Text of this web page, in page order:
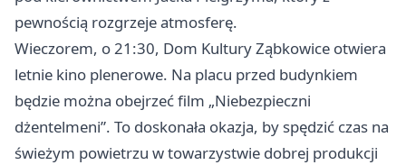
pewnością rozgrzeje atmosferę.
Wieczorem, o 21:30, Dom Kultury Ząbkowice otwiera
letnie kino plenerowe. Na placu przed budynkiem
będzie można obejrzeć film „Niebezpieczni
dżentelmeni”. To doskonała okazja, by spędzić czas na
świeżym powietrzu w towarzystwie dobrej produkcji